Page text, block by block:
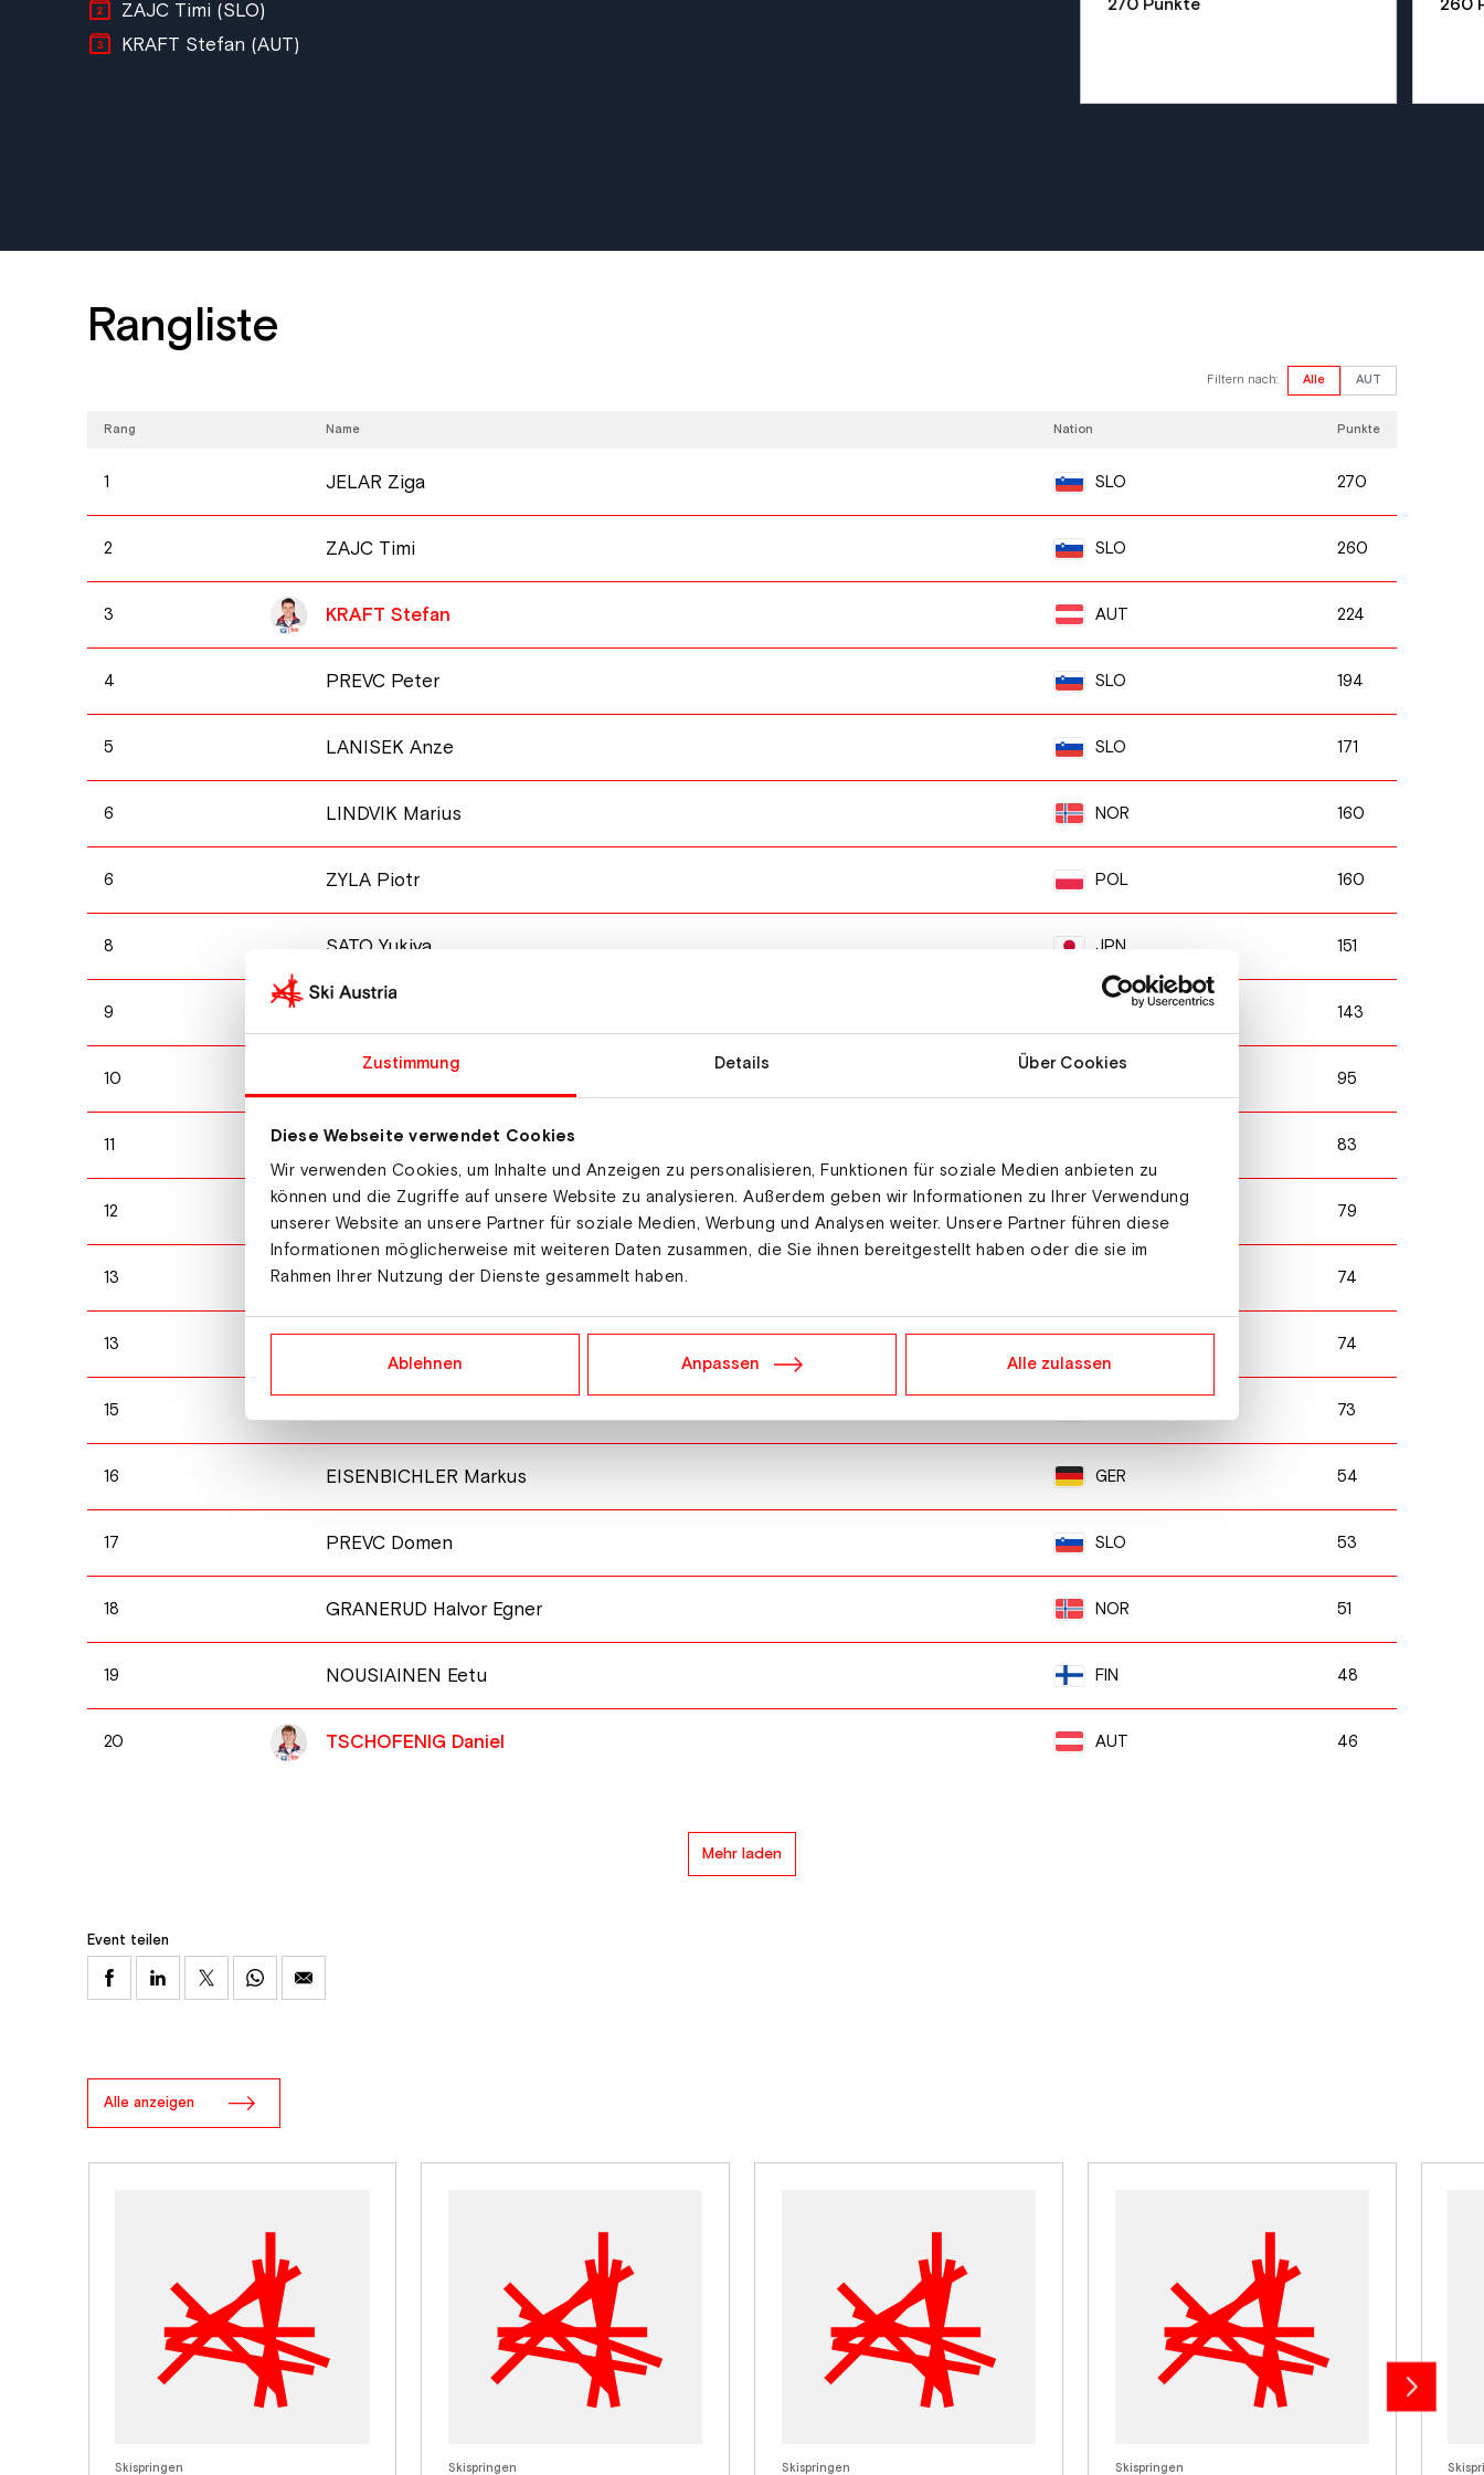
Zustimmung Details Über Cookies
Diese Webseite verwendet Cookies
Wir verwenden Cookies, um Inhalte und Anzeigen zu personalisieren, Funktionen für soziale Medien anbieten zu
können und die Zugriffe auf unsere Website zu analysieren. Außerdem geben wir Informationen zu Ihrer Verwendung
unserer Website an unsere Partner für soziale Medien, Werbung und Analysen weiter. Unsere Partner führen diese
Informationen möglicherweise mit weiteren Daten zusammen, die Sie ihnen bereitgestellt haben oder die sie im
Rahmen Ihrer Nutzung der Dienste gesammelt haben.
Ablehnen Anpassen Alle zulassen
ZAJC Timi (SLO)
KRAFT Stefan (AUT)
270 Punkte
260
Rangliste
Filtern nach: Alle AUT
Rang Name Nation Punkte
1 JELAR Ziga SLO 270
2 ZAJC Timi SLO 260
3 KRAFT Stefan AUT 224
4 PREVC Peter SLO 194
5 LANISEK Anze SLO 171
6 LINDVIK Marius NOR 160
6 ZYLA Piotr POL 160
8 SATO Yukiya JPN 151
9 143
10 95
11 KUBACKI Dawid 83
12 HAYBOECK Michael 79
13 FETTNER Manuel 74
13 74
15 73
16 EISENBICHLER Markus GER 54
17 PREVC Domen SLO 53
18 GRANERUD Halvor Egner NOR 51
19 NOUSIAINEN Eetu FIN 48
20 TSCHOFENIG Daniel AUT 46
Mehr laden
Event teilen
Alle anzeigen
Skispringen Skispringen Skispringen Skispringen